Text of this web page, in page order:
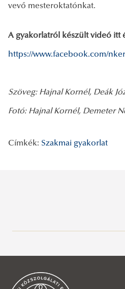
A gyermek mindenek felett
vevő mesteroktatónkat.
A gyakorlatról készült videó itt
https://www.facebook.com/
Szöveg: Hajnal Kornél, Deák
Fotó: Hajnal Kornél, Demeter
Címkék: Szakmai gyakorlat